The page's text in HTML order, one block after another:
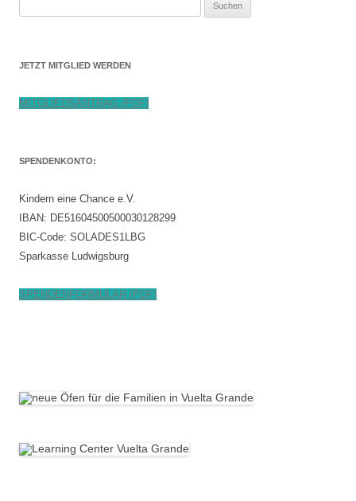
JETZT MITGLIED WERDEN
MITGLIEDSANTRAG (PDF)
SPENDENKONTO:
Kindern eine Chance e.V.
IBAN: DE51604500500030128299
BIC-Code: SOLADES1LBG
Sparkasse Ludwigsburg
SPENDENFORMULAR (PDF)